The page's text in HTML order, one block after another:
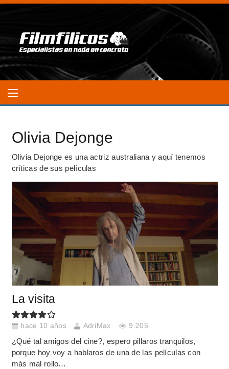
Olivia Dejonge
Olivia Dejonge es una actriz australiana y aquí tenemos
críticas de sus películas
La visita
hace 10 años AdriMax 9.205
¿Qué tal amigos del cine?, espero pillaros tranquilos,
porque hoy voy a hablaros de una de las películas con
más mal rollo…